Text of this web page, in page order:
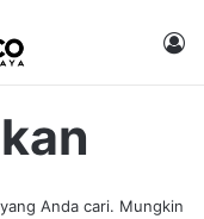
Anda cari. Mungkin